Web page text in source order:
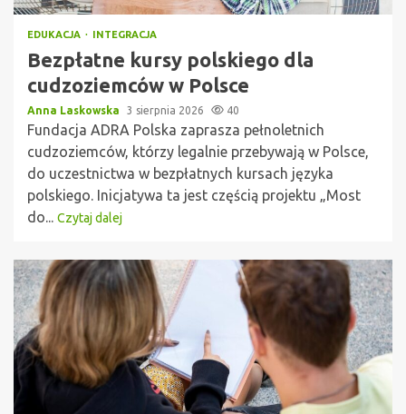
EDUKACJA INTEGRACJA
Bezpłatne kursy polskiego dla
cudzoziemców w Polsce
Anna Laskowska 3 sierpnia 2026 40
Fundacja ADRA Polska zaprasza pełnoletnich
cudzoziemców, którzy legalnie przebywają w Polsce,
do uczestnictwa w bezpłatnych kursach języka
polskiego. Inicjatywa ta jest częścią projektu „Most
do... Czytaj dalej